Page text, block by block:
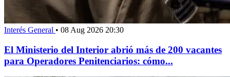
Interés General • 08 Aug 2026 20:30
El Ministerio del Interior abrió más de 200 vacantes
para Operadores Penitenciarios: cómo...